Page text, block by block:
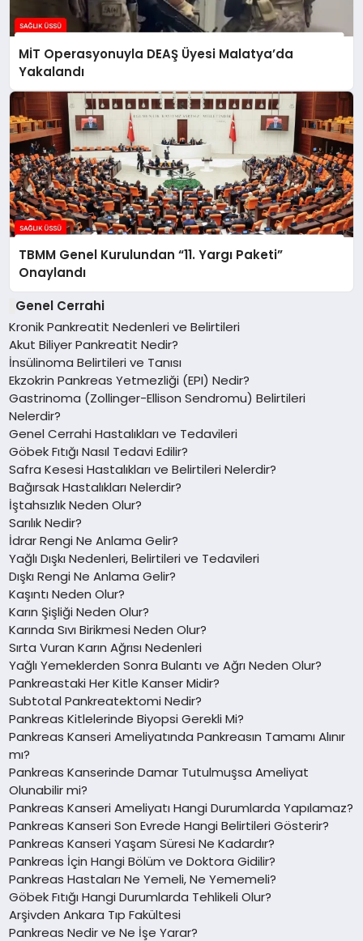
MİT Operasyonuyla DEAŞ Üyesi Malatya’da
Yakalandı
TBMM Genel Kurulundan “11. Yargı Paketi”
Onaylandı
Genel Cerrahi
Kronik Pankreatit Nedenleri ve Belirtileri
Akut Biliyer Pankreatit Nedir?
İnsülinoma Belirtileri ve Tanısı
Ekzokrin Pankreas Yetmezliği (EPI) Nedir?
Gastrinoma (Zollinger-Ellison Sendromu) Belirtileri
Nelerdir?
Genel Cerrahi Hastalıkları ve Tedavileri
Göbek Fıtığı Nasıl Tedavi Edilir?
Safra Kesesi Hastalıkları ve Belirtileri Nelerdir?
Bağırsak Hastalıkları Nelerdir?
İştahsızlık Neden Olur?
Sarılık Nedir?
İdrar Rengi Ne Anlama Gelir?
Yağlı Dışkı Nedenleri, Belirtileri ve Tedavileri
Dışkı Rengi Ne Anlama Gelir?
Kaşıntı Neden Olur?
Karın Şişliği Neden Olur?
Karında Sıvı Birikmesi Neden Olur?
Sırta Vuran Karın Ağrısı Nedenleri
Yağlı Yemeklerden Sonra Bulantı ve Ağrı Neden Olur?
Pankreastaki Her Kitle Kanser Midir?
Subtotal Pankreatektomi Nedir?
Pankreas Kitlelerinde Biyopsi Gerekli Mi?
Pankreas Kanseri Ameliyatında Pankreasın Tamamı Alınır
mı?
Pankreas Kanserinde Damar Tutulmuşsa Ameliyat
Olunabilir mi?
Pankreas Kanseri Ameliyatı Hangi Durumlarda Yapılamaz?
Pankreas Kanseri Son Evrede Hangi Belirtileri Gösterir?
Pankreas Kanseri Yaşam Süresi Ne Kadardır?
Pankreas İçin Hangi Bölüm ve Doktora Gidilir?
Pankreas Hastaları Ne Yemeli, Ne Yememeli?
Göbek Fıtığı Hangi Durumlarda Tehlikeli Olur?
Arşivden Ankara Tıp Fakültesi
Pankreas Nedir ve Ne İşe Yarar?